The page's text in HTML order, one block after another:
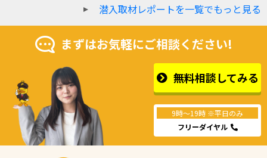
潜入取材レポートを一覧でもっと見る
まずはお気軽にご相談ください!
無料相談してみる
9時〜19時 ※平日のみ
フリーダイヤル